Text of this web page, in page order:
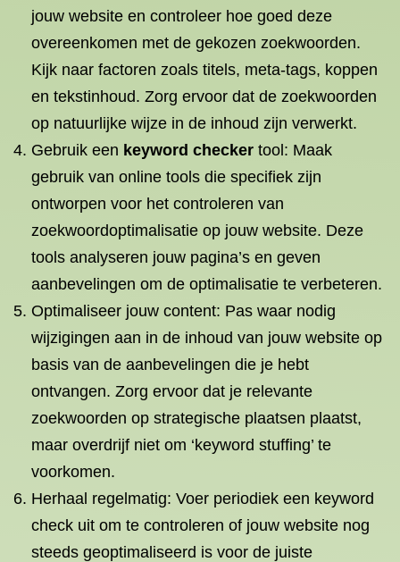
jouw website en controleer hoe goed deze
overeenkomen met de gekozen zoekwoorden.
Kijk naar factoren zoals titels, meta-tags, koppen
en tekstinhoud. Zorg ervoor dat de zoekwoorden
op natuurlijke wijze in de inhoud zijn verwerkt.
Gebruik een keyword checker tool: Maak
gebruik van online tools die specifiek zijn
ontworpen voor het controleren van
zoekwoordoptimalisatie op jouw website. Deze
tools analyseren jouw pagina’s en geven
aanbevelingen om de optimalisatie te verbeteren.
Optimaliseer jouw content: Pas waar nodig
wijzigingen aan in de inhoud van jouw website op
basis van de aanbevelingen die je hebt
ontvangen. Zorg ervoor dat je relevante
zoekwoorden op strategische plaatsen plaatst,
maar overdrijf niet om ‘keyword stuffing’ te
voorkomen.
Herhaal regelmatig: Voer periodiek een keyword
check uit om te controleren of jouw website nog
steeds geoptimaliseerd is voor de juiste